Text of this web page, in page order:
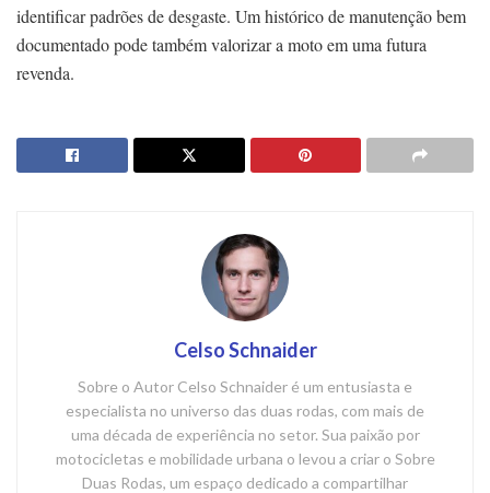
identificar padrões de desgaste. Um histórico de manutenção bem
documentado pode também valorizar a moto em uma futura
revenda.
Celso Schnaider
Sobre o Autor Celso Schnaider é um entusiasta e
especialista no universo das duas rodas, com mais de
uma década de experiência no setor. Sua paixão por
motocicletas e mobilidade urbana o levou a criar o Sobre
Duas Rodas, um espaço dedicado a compartilhar